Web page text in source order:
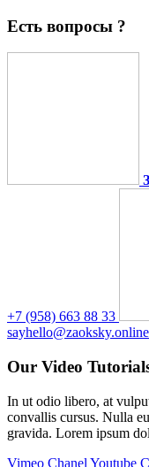
Есть вопросы ?
+7 (958) 663 88 33
sayhello@zaoksky.online
Our Video
In ut odio libero, at
convallis cursus. Nulla
gravida. Lorem ipsum
Vimeo Chanel Youtube